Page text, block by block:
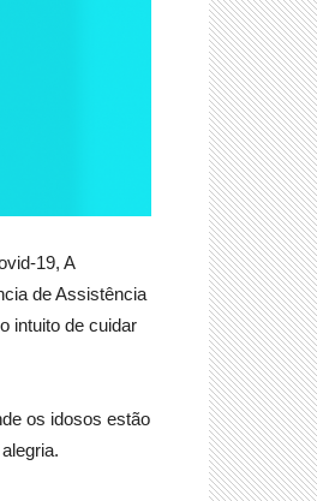
19, A
de Assistência
intuito de cuidar
os idosos estão